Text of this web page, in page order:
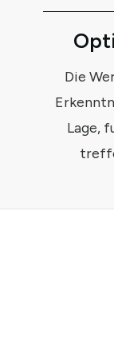
Die
Lage,